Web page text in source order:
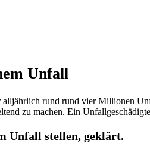
Unfall
rund rund vier Millionen
zu machen. Ein
Unfall stellen, geklärt.